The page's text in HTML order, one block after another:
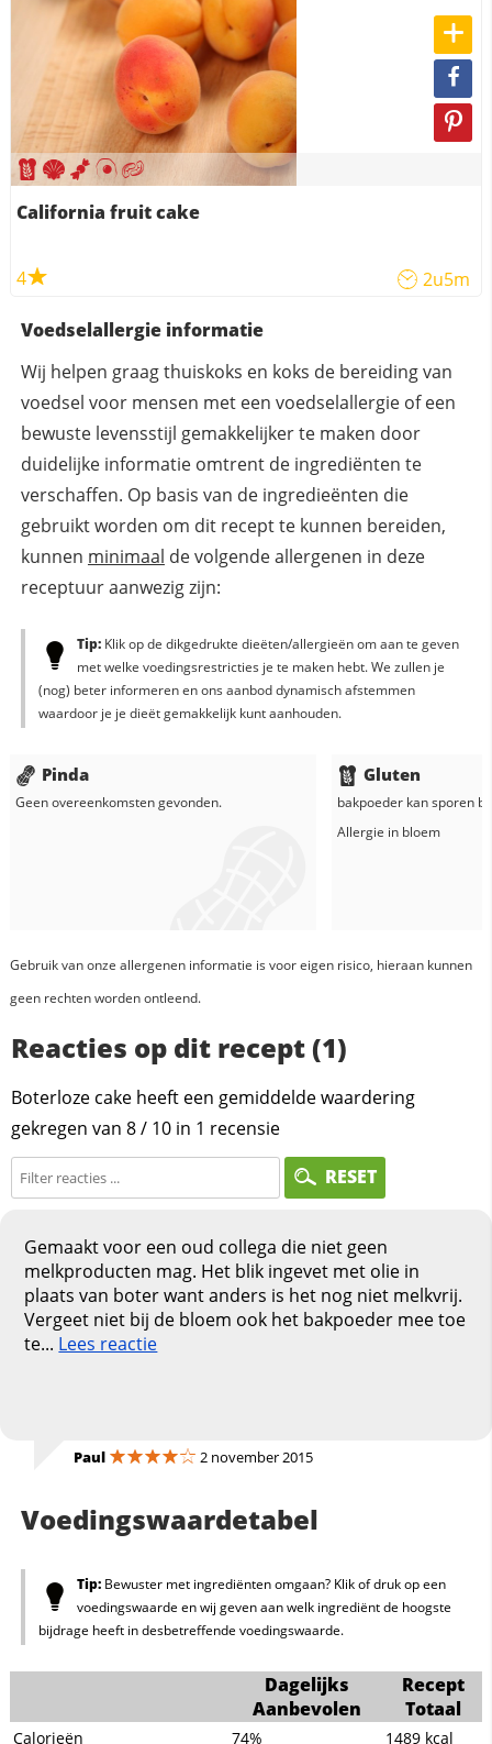
California fruit cake
4 2u5m
Voedselallergie informatie
Wij helpen graag thuiskoks en koks de bereiding van
voedsel voor mensen met een voedselallergie of een
bewuste levensstijl gemakkelijker te maken door
duidelijke informatie omtrent de ingrediënten te
verschaffen. Op basis van de ingredieënten die
gebruikt worden om dit recept te kunnen bereiden,
kunnen minimaal de volgende allergenen in deze
receptuur aanwezig zijn:
Tip:Klik op de dikgedrukte dieëten/allergieën om aan te geven
met welke voedingsrestricties je te maken hebt. We zullen je
(nog) beter informeren en ons aanbod dynamisch afstemmen
waardoor je je dieët gemakkelijk kunt aanhouden.
Pinda
Geen overeenkomsten gevonden.
Gluten
bakpoederkan sporen
Allergie in bloem
Gebruik van onze allergenen informatie is voor eigen risico, hieraan kunnen
geen rechten worden ontleend.
Reacties op dit recept (1)
Boterloze cake heeft een gemiddelde waardering
gekregen van 8/ 10 in 1 recensie
RESET
Gemaakt voor een oud collega die niet geen
melkproducten mag. Het blik ingevet met olie in
plaats van boter want anders is het nog niet melkvrij.
Vergeet niet bij de bloem ook het bakpoeder mee toe
te... Lees reactie
Paul 2 november 2015
Voedingswaardetabel
Tip:Bewuster met ingrediënten omgaan? Klik of druk op een
voedingswaarde en wij geven aan welk ingrediënt de hoogste
bijdrage heeft in desbetreffende voedingswaarde.
Dagelijks
Aanbevolen
Recept
Totaal
Calorieën 74% 1489 kcal